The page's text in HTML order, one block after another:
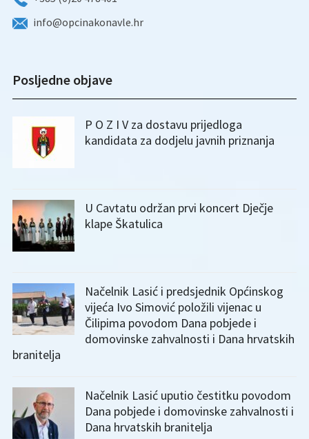
info@opcinakonavle.hr
Posljedne objave
P O Z I V za dostavu prijedloga
kandidata za dodjelu javnih priznanja
U Cavtatu održan prvi koncert Dječje
klape Škatulica
Načelnik Lasić i predsjednik Općinskog
vijeća Ivo Simović položili vijenac u
Čilipima povodom Dana pobjede i
domovinske zahvalnosti i Dana hrvatskih
branitelja
Načelnik Lasić uputio čestitku povodom
Dana pobjede i domovinske zahvalnosti i
Dana hrvatskih branitelja